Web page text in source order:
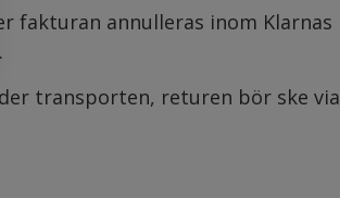
fakturan annulleras inom Klarnas
transporten, returen bör ske via